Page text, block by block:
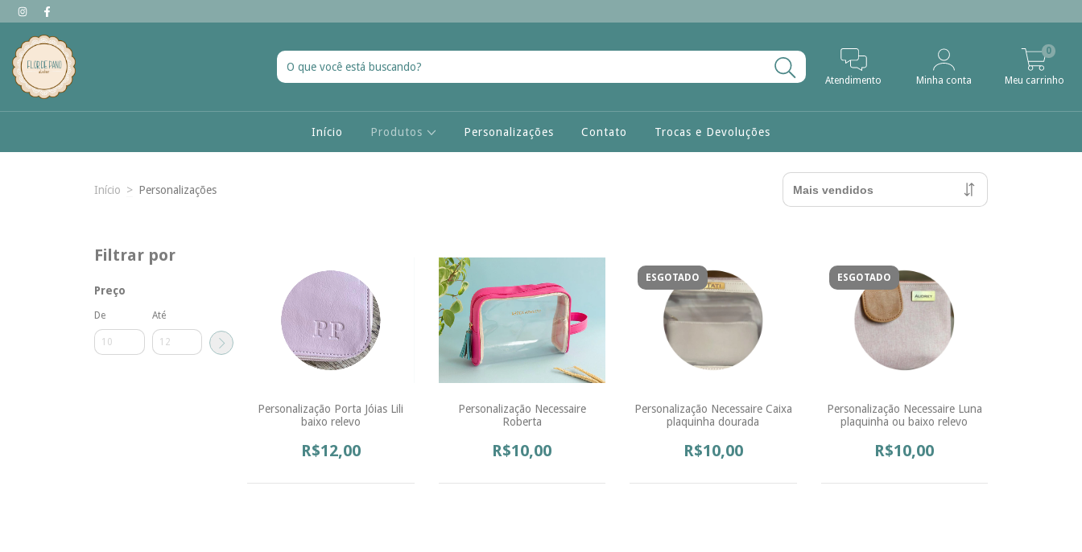
Atendimento Minha conta Meu carrinho
0
Início Produtos Personalizações Contato Trocas e Devoluções
Início > Personalizações
Filtrar por
Preço
De Até
Personalização Porta Jóias Lili
baixo relevo
R$12,00
Personalização Necessaire
Roberta
R$10,00
ESGOTADO
Personalização Necessaire Caixa
plaquinha dourada
R$10,00
ESGOTADO
Personalização Necessaire Luna
plaquinha ou baixo relevo
R$10,00